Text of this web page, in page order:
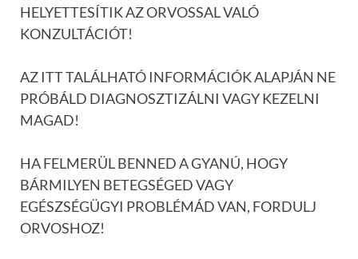
HELYETTESÍTIK AZ ORVOSSAL VALÓ
KONZULTÁCIÓT!
AZ ITT TALÁLHATÓ INFORMÁCIÓK ALAPJÁN NE
PRÓBÁLD DIAGNOSZTIZÁLNI VAGY KEZELNI
MAGAD!
HA FELMERÜL BENNED A GYANÚ, HOGY
BÁRMILYEN BETEGSÉGED VAGY
EGÉSZSÉGÜGYI PROBLÉMÁD VAN, FORDULJ
ORVOSHOZ!